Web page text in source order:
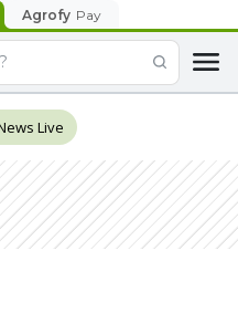
Agrofy Pay
Live